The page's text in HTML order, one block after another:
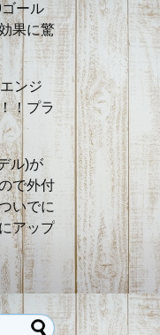
ール
果に驚
ンジ
！プラ
ル)が
で外付
いでに
アップ